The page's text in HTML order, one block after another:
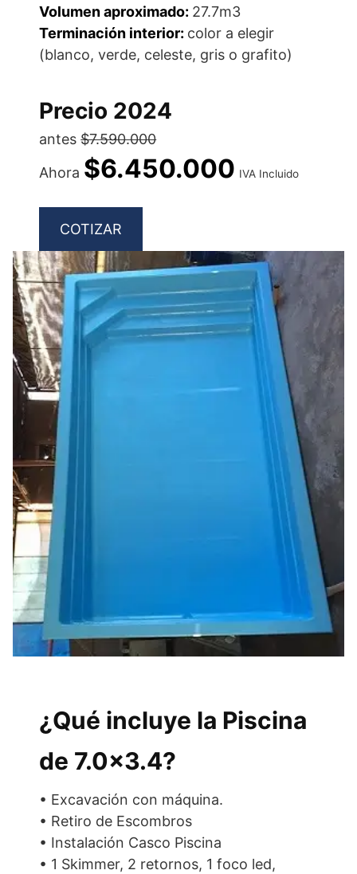
Volumen aproximado: 27.7m3
Terminación interior: color a elegir
(blanco, verde, celeste, gris o grafito)
Precio 2024
antes$7.590.000
Ahora $6.450.000 IVA Incluido
COTIZAR
¿Qué incluye la Piscina
de 7.0×3.4?
• Excavación con máquina.
• Retiro de Escombros
• Instalación Casco Piscina
• 1 Skimmer, 2 retornos, 1 foco led,